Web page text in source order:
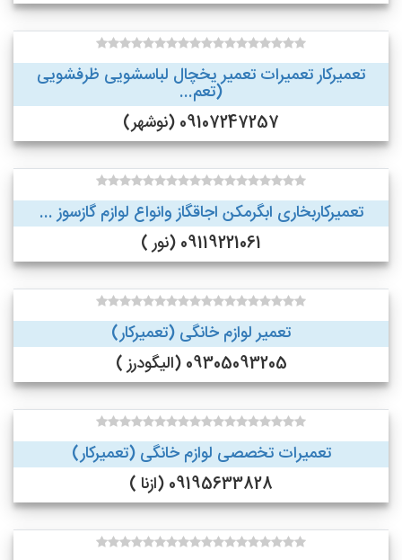
تعمیرکار تعمیرات تعمیر یخچال لباسشویی ظرفشویی
(تعم...
09107247257 (نوشهر)
تعمیرکاربخاری ابگرمکن اجاقگاز وانواع لوازم گازسوز ...
09119221061 (نور )
تعمیر لوازم خانگی (تعمیرکار)
09305093205 (الیگودرز )
تعمیرات تخصصی لوازم خانگی (تعمیرکار)
09195633828 (ازنا )